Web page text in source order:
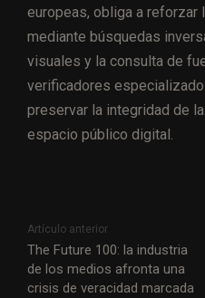
europeas, obliga a
mediante búsquedas
visuales y la consulta de
verificadores
preservar la integridad de
espacio público digital.
Artículo anterior
The Future 100: la industria
de los medios afronta una
crisis de veracidad marcada